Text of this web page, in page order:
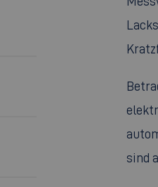
sind